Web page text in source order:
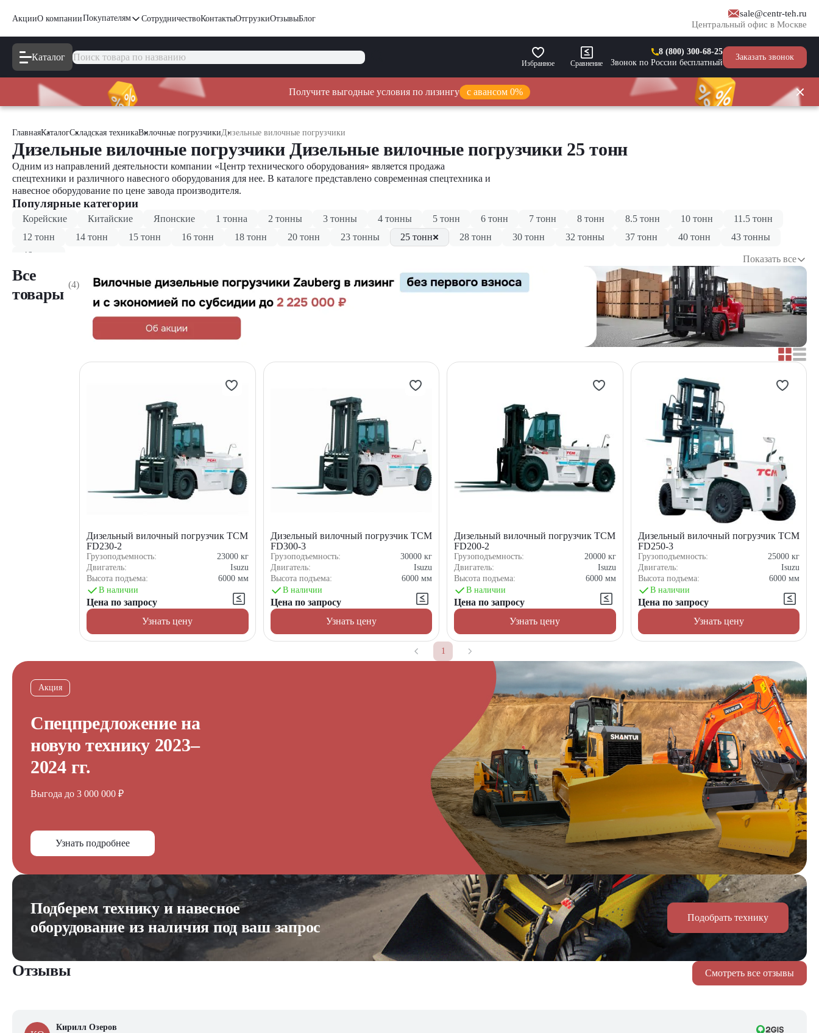
АкцииО компанииПокупателям СотрудничествоКонтактыОтгрузкиОтзывыБлог
sale@centr-teh.ru
Центральный офис в Москве
Каталог
Избранное Сравнение
8 (800) 300-68-25
Звонок по России бесплатный
Заказать звонок
Получите выгодные условия по лизингу с авансом 0%
ГлавнаяКаталогСкладская техникаВилочные погрузчикиДизельные вилочные погрузчики
Дизельные вилочные погрузчики Дизельные вилочные погрузчики 25 тонн
Одним из направлений деятельности компании «Центр технического оборудования» является продажа
спецтехники и различного навесного оборудования для нее. В каталоге представлено современная спецтехника и
навесное оборудование по цене завода производителя.
Популярные категории
Корейские Китайские Японские 1 тонна 2 тонны 3 тонны 4 тонны 5 тонн 6 тонн 7 тонн 8 тонн 8.5 тонн 10 тонн
11.5 тонн
12 тонн
14 тонн 15 тонн 16 тонн 18 тонн 20 тонн 23 тонны 25 тонн 28 тонн 30 тонн 32 тонны 37 тонн 40 тонн
43 тонны
46 тонн
Показать все
Все
товары
(4)
Дизельный вилочный погрузчик TCM
FD230-2
Грузоподъемность: 23000 кг
Двигатель:
Isuzu
Высота подъема:
6000 мм
В наличии
Цена по запросу
Узнать цену
Дизельный вилочный погрузчик TCM
FD300-3
Грузоподъемность: 30000кг
Двигатель:
Isuzu
Высота подъема:
6000мм
В наличии
Цена по запросу
Узнать цену
Дизельный вилочный погрузчик TCM
FD200-2
Грузоподъемность: 20000 кг
Двигатель:
Isuzu
Высота подъема:
6000 мм
В наличии
Цена по запросу
Узнать цену
Дизельный вилочный погрузчик TCM
FD250-3
Грузоподъемность: 25000 кг
Двигатель:
Isuzu
Высота подъема:
6000 мм
В наличии
Цена по запросу
Узнать цену
1
Акция
Спецпредложение на
новую технику 2023–
2024 гг.
Выгода до 3 000 000 ₽
Узнать подробнее
Подберем технику и навесное
оборудование из наличия под ваш запрос
Подобрать технику
Смотреть все отзывы
Отзывы
Кирилл Озеров